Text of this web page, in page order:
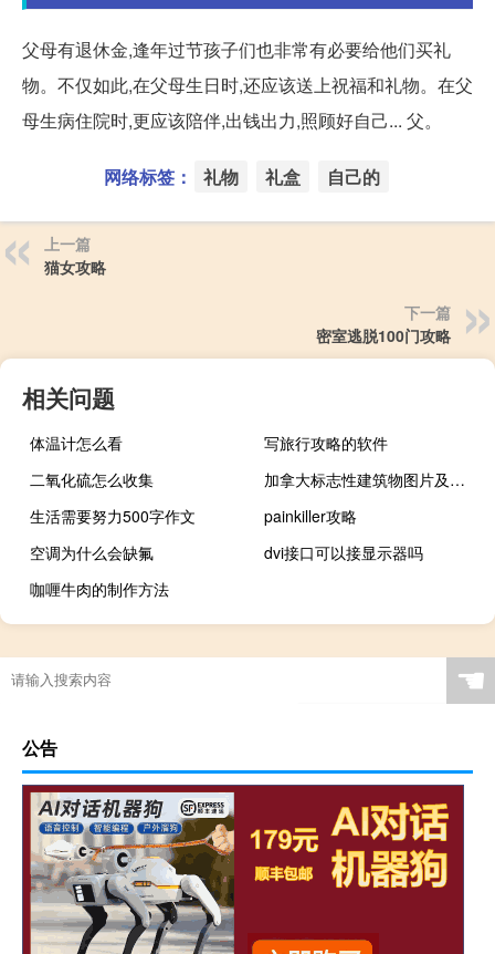
父母有退休金,逢年过节孩子们也非常有必要给他们买礼
物。不仅如此,在父母生日时,还应该送上祝福和礼物。在父
母生病住院时,更应该陪伴,出钱出力,照顾好自己... 父。
网络标签： 礼物 礼盒 自己的
上一篇
猫女攻略
下一篇
密室逃脱100门攻略
相关问题
体温计怎么看
写旅行攻略的软件
二氧化硫怎么收集
加拿大标志性建筑物图片及名称（加拿大标志性建筑）
生活需要努力500字作文
painkiller攻略
空调为什么会缺氟
dvi接口可以接显示器吗
咖喱牛肉的制作方法
☚
公告